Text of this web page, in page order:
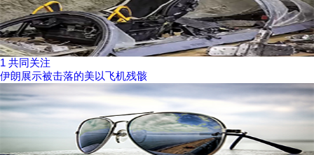
1 共同关注
伊朗展示被击落的美以飞机残骸